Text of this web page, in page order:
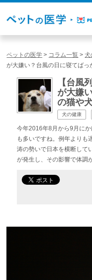
ペットの医学 > コラム一覧 >犬
が大嫌い？台風の日に寝てばっ
【台風
が大嫌
の猫や
犬の健康
今年2016年8月から9月に
も多いですね。例年よりも
涛の勢いで日本を横断して
が発生し、その影響で体調